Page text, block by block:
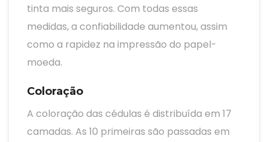
tinta mais seguros. Com todas essas
medidas, a confiabilidade aumentou, assim
como a rapidez na impressão do papel-
moeda.
Coloração
A coloração das cédulas é distribuída em 17
camadas. As 10 primeiras são passadas em